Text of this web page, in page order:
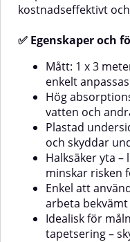
kostnadseffektivt
✅ Egenskaper och
Mått: 1 x 3
enkelt
Hög
vatten och
Plastad
och skyddar
Halksäker yta
minskar risken
Enkel att
arbeta
Idealisk för
tapetsering –